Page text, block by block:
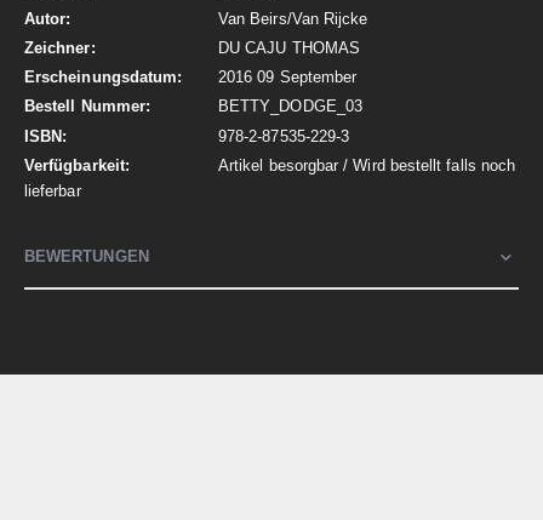
Van Beirs/Van Rijcke
DU CAJU THOMAS
2016 09 September
BETTY_DODGE_03
978-2-87535-229-3
Artikel besorgbar / Wird bestellt falls noch
lieferbar
BEWERTUNGEN